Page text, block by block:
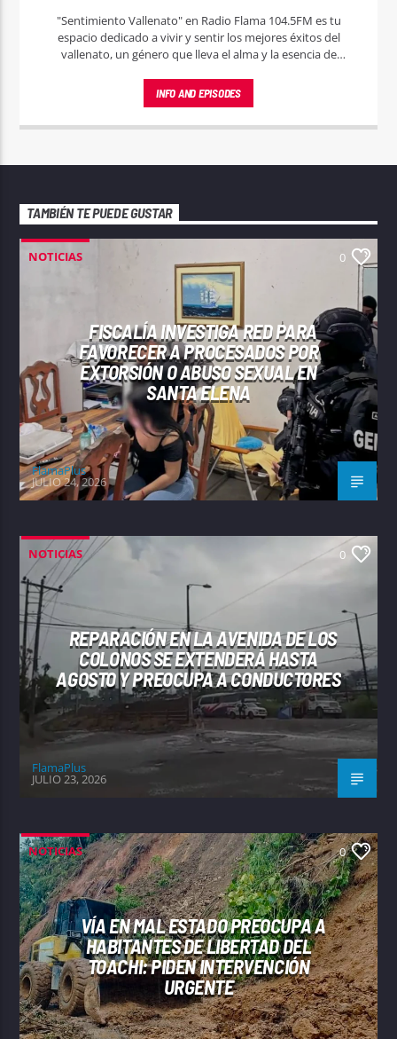
"Sentimiento Vallenato" en Radio Flama 104.5FM es tu
espacio dedicado a vivir y sentir los mejores éxitos del
vallenato, un género que lleva el alma y la esencia de
INFO AND EPISODES
TAMBIÉN TE PUEDE GUSTAR
NOTICIAS 0
FISCALÍA INVESTIGA RED PARA
FAVORECER A PROCESADOS POR
EXTORSIÓN O ABUSO SEXUAL EN
SANTA ELENA
FlamaPlus
JULIO 24, 2026
NOTICIAS 0
REPARACIÓN EN LA AVENIDA DE LOS
COLONOS SE EXTENDERÁ HASTA
AGOSTO Y PREOCUPA A CONDUCTORES
FlamaPlus
JULIO 23, 2026
NOTICIAS 0
VÍA EN MAL ESTADO PREOCUPA A
HABITANTES DE LIBERTAD DEL
TOACHI: PIDEN INTERVENCIÓN
URGENTE